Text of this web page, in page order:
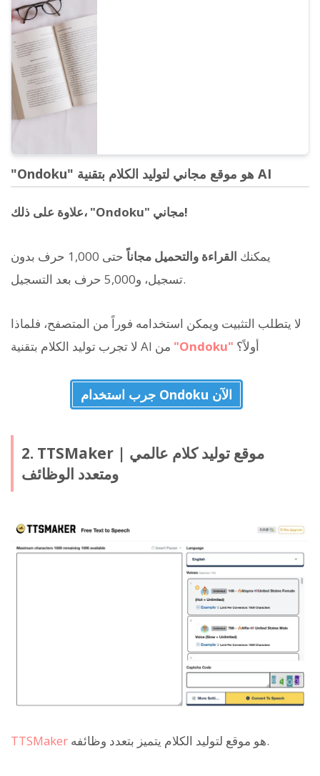
"Ondoku" هو موقع مجاني لتوليد الكلام بتقنية AI
علاوة على ذلك، "Ondoku" مجاني!
يمكنك القراءة والتحميل مجاناً
حتى 1,000 حرف بدون
تسجيل، و5,000 حرف بعد التسجيل.
لا يتطلب التثبيت ويمكن استخدامه فوراً من المتصفح، فلماذا
"Ondoku" أولاً؟
جرب استخدام Ondoku الآن
2. TTSMaker | موقع توليد كلام عالمي
ومتعدد الوظائف
TTSMaker هو موقع لتوليد الكلام يتميز بتعدد وظائفه.